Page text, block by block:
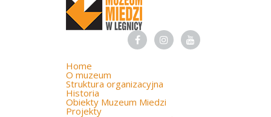
Home
O muzeum
Struktura organizacyjna
Historia
Obiekty Muzeum Miedzi
Projekty